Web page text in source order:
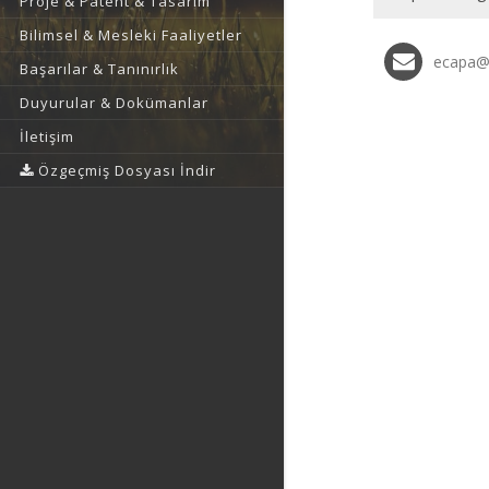
Bilimsel & Mesleki Faaliyetler
Başarılar & Tanınırlık
Duyurular & Dokümanlar
İletişim
Özgeçmiş Dosyası İndir